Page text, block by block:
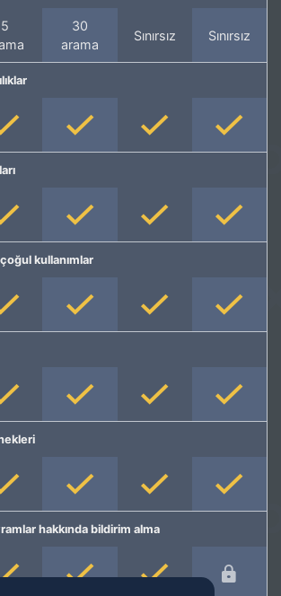
5
30
arama
Sınırsız Sınırsız
kullanımlar
hakkında bildirim alma